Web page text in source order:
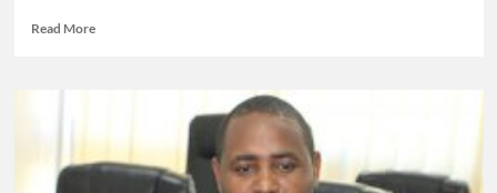
Read MoreRead
African
Aviators